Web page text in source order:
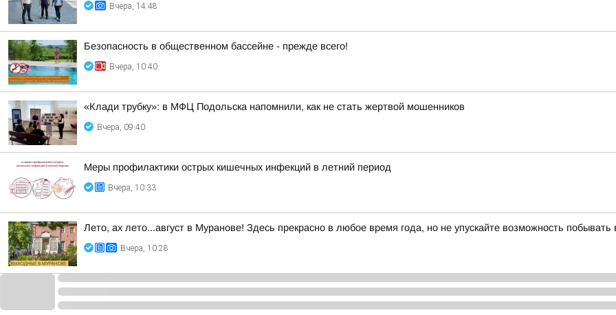
Вчера, 14:48
Безопасность в общественном бассейне - прежде всего!
Вчера, 10:40
«Клади трубку»: в МФЦ Подольска напомнили, как не стать жертвой мошенников
Вчера, 09:40
Меры профилактики острых кишечных инфекций в летний период
Вчера, 10:33
Лето, ах лето...август в Муранове! Здесь прекрасно в любое время года, но не упускайте возможность
Вчера, 10:28